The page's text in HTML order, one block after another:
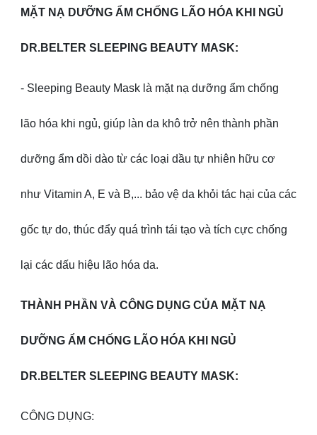
MẶT NẠ DƯỠNG ẨM CHỐNG LÃO HÓA KHI NGỦ
DR.BELTER SLEEPING BEAUTY MASK:
- Sleeping Beauty Mask là mặt nạ dưỡng ẩm chống
lão hóa khi ngủ, giúp làn da khô trở nên thành phần
dưỡng ẩm dồi dào từ các loại dầu tự nhiên hữu cơ
như Vitamin A, E và B,... bảo vệ da khỏi tác hại của các
gốc tự do, thúc đẩy quá trình tái tạo và tích cực chống
lại các dấu hiệu lão hóa da.
THÀNH PHẦN VÀ CÔNG DỤNG CỦA MẶT NẠ
DƯỠNG ẨM CHỐNG LÃO HÓA KHI NGỦ
DR.BELTER SLEEPING BEAUTY MASK:
CÔNG DỤNG: